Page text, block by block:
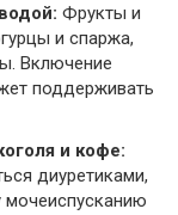
Фрукты и
и спаржа,
Включение
поддерживать
и кофе:
диуретиками,